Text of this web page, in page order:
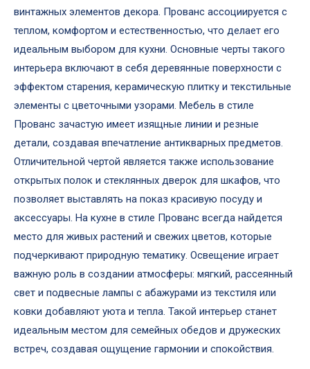
винтажных элементов декора. Прованс ассоциируется с
теплом, комфортом и естественностью, что делает его
идеальным выбором для кухни. Основные черты такого
интерьера включают в себя деревянные поверхности с
эффектом старения, керамическую плитку и текстильные
элементы с цветочными узорами. Мебель в стиле
Прованс зачастую имеет изящные линии и резные
детали, создавая впечатление антикварных предметов.
Отличительной чертой является также использование
открытых полок и стеклянных дверок для шкафов, что
позволяет выставлять на показ красивую посуду и
аксессуары. На кухне в стиле Прованс всегда найдется
место для живых растений и свежих цветов, которые
подчеркивают природную тематику. Освещение играет
важную роль в создании атмосферы: мягкий, рассеянный
свет и подвесные лампы с абажурами из текстиля или
ковки добавляют уюта и тепла. Такой интерьер станет
идеальным местом для семейных обедов и дружеских
встреч, создавая ощущение гармонии и спокойствия.